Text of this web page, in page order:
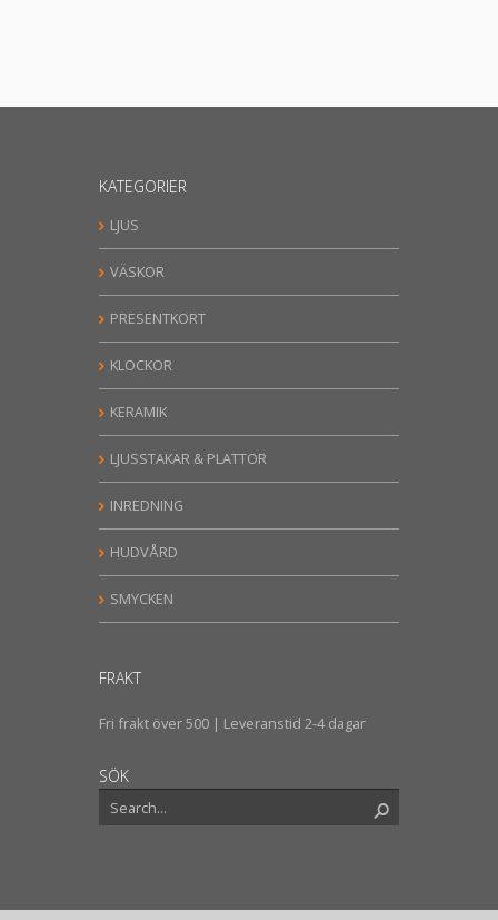
KATEGORIER
LJUS
VÄSKOR
PRESENTKORT
KLOCKOR
KERAMIK
LJUSSTAKAR & PLATTOR
INREDNING
HUDVÅRD
SMYCKEN
FRAKT
Fri frakt över 500 | Leveranstid 2-4 dagar
SÖK